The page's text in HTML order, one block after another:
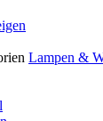
Lampen &